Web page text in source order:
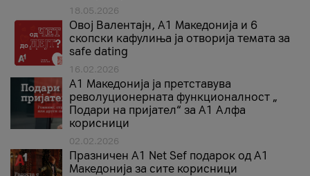
18.05.2026
Овој Валентајн, A1 Македонија и 6
скопски кафулиња ја отворија темата за
safe dating
16.02.2026
А1 Македонија ја претставува
револуционерната функционалност „
Подари на пријател“ за А1 Алфа
корисници
02.02.2026
Празничен A1 Net Sеf подарок од А1
Македонија за сите корисници